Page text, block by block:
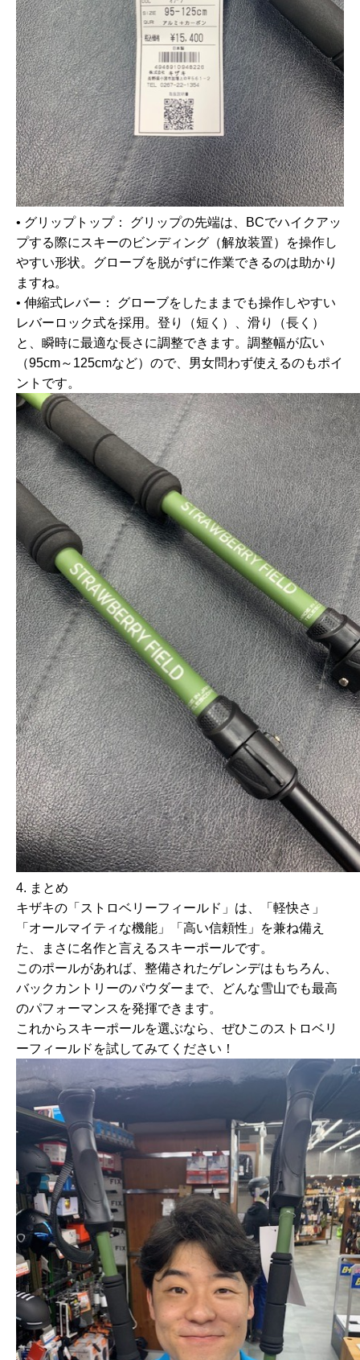
• グリップトップ：
グリップの先端は、BCでハイクアッ
プする際に スキーのビンディング（解放装置）を操作し
やすい形状。グローブを脱がずに作業できるのは助かり
ますね。
• 伸縮式レバー：
グローブをしたままでも操作しやすい
レバーロック式を採用。登り（短く）、滑り（長く）
と、瞬時に最適な長さに調整できます。調整幅が広い
（95cm～125cmなど）ので、男女問わず使えるのもポイ
ントです。
4. まとめ
キザキの「ストロベリーフィールド」は、
「軽快さ」
「オールマイティな機能」「高い信頼性」を兼ね備え
た、まさに名作と言えるスキーポールです。
このポールがあれば、整備されたゲレンデはもちろん、
バックカントリーのパウダーまで、どんな雪山でも最高
のパフォーマンスを発揮できます。
これからスキーポールを選ぶなら、ぜひこのストロベリ
ーフィールド を試してみてください！